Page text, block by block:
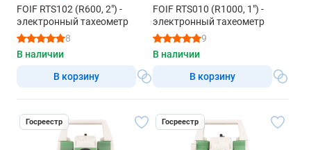
FOIF RTS102 (R600, 2") -
электронный тахеометр
8
В наличии
В корзину
FOIF RTS010 (R1000, 1") -
электронный тахеометр
9
В наличии
В корзину
Госреестр Госреестр